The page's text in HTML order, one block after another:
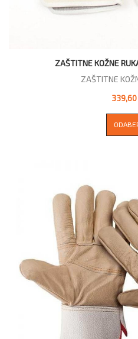
ZAŠTITNE KOŽNE
ZAŠTITNE
339,60